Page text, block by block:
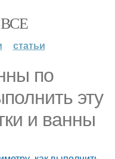
статьи
по
эту
и ванны